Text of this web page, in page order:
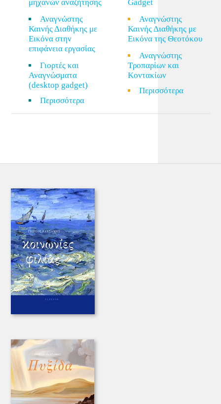
μηχανών αναζήτησης
Αναγνώστης
Καινής Διαθήκης με
Εικόνα στην
επιφάνεια εργασίας
Γιορτές και
Αναγνώσματα
(desktop gadget)
Περισσότερα
Gadget
Αναγνώστης
Καινής Διαθήκης με
Εικόνα της Θεοτόκου
Αναγνώστης
Τροπαρίων και
Κοντακίων
Περισσότερα